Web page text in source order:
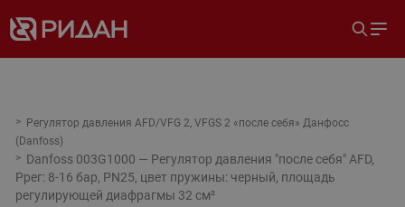
Регулятор давления AFD/VFG 2, VFGS 2 «после себя» Данфосс
(Danfoss)
Danfoss 003G1000 — Регулятор давления "после себя" AFD,
Pрег: 8-16 бар, PN25, цвет пружины: черный, площадь
регулирующей диафрагмы 32 см²